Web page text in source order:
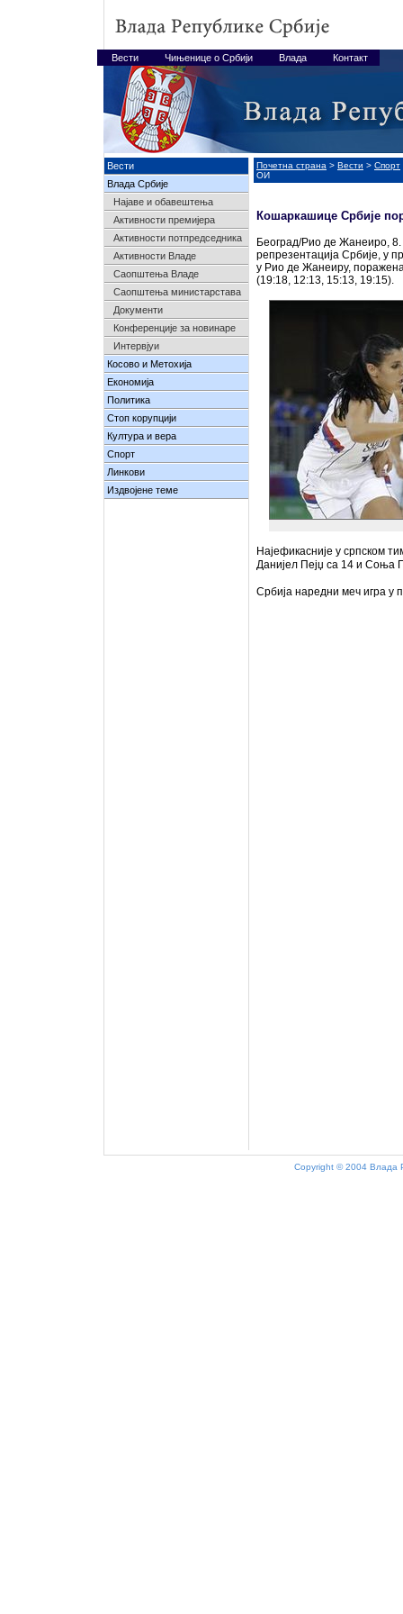
Вести Чињенице о Србији Влада Контакт
Вести
Влада Србије
Најавe и обавештења
Активности премијера
Активности потпредседника
Активности Владе
Саопштења Владе
Саопштења министарстава
Документи
Конференције за новинаре
Интервјуи
Косово и Метохија
Економија
Политика
Стоп корупцији
Култура и вера
Спорт
Линкови
Издвојене теме
Почетна страна > Вести > Спорт
ОИ
Кошаркашице Србије
Београд/Рио де Жанеиро,
репрезентација Србије, у
у Рио де Жанеиру,
(19:18, 12:13, 15:13, 19:15).
Најефикасније у српском
Данијел Пејџ са 14 и Соња
Србија наредни меч игра у
Copyright © 2004 Влада